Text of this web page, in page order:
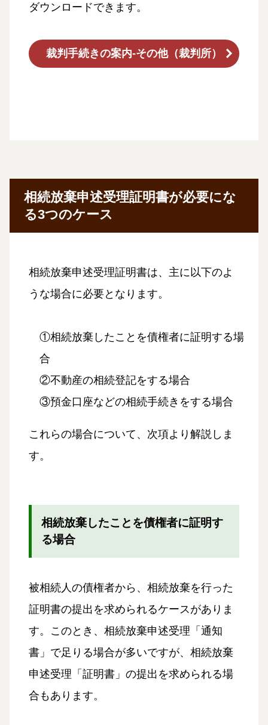
ダウンロードできます。
裁判手続きの案内-その他（裁判所）
相続放棄申述受理証明書が必要にな
る3つのケース
相続放棄申述受理証明書は、主に以下のよ
うな場合に必要となります。
①相続放棄したことを債権者に証明する場
合
②不動産の相続登記をする場合
③預金口座などの相続手続きをする場合
これらの場合について、次項より解説しま
す。
相続放棄したことを債権者に証明す
る場合
被相続人の債権者から、相続放棄を行った
証明書の提出を求められるケースがありま
す。このとき、相続放棄申述受理「通知
書」で足りる場合が多いですが、相続放棄
申述受理「証明書」の提出を求められる場
合もあります。